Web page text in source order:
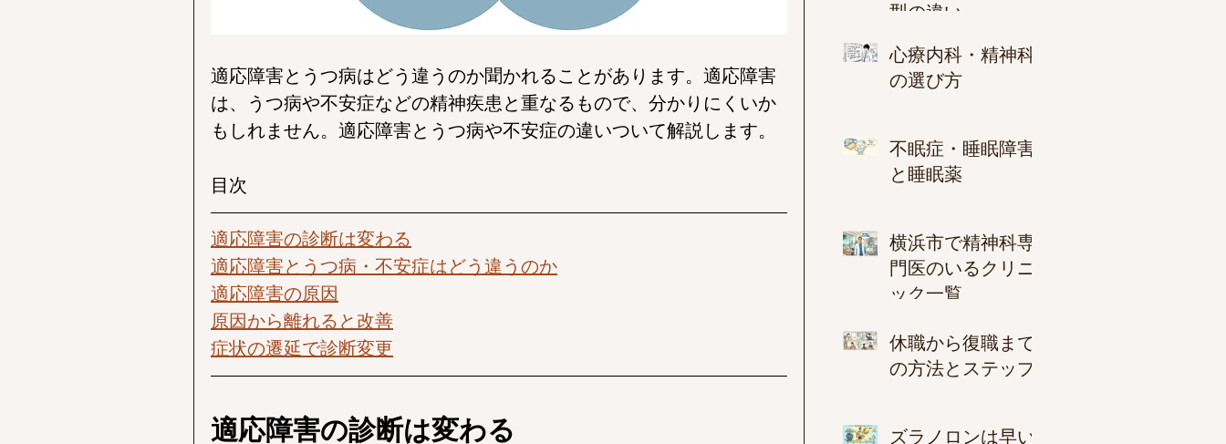
適応障害とうつ病はどう違うのか聞かれることがあります。適応障害
は、うつ病や不安症などの精神疾患と重なるもので、分かりにくいか
もしれません。適応障害とうつ病や不安症の違いついて解説します。
目次
適応障害の診断は変わる
適応障害とうつ病・不安症はどう違うのか
適応障害の原因
原因から離れると改善
症状の遷延で診断変更
適応障害の診断は変わる
型の違い
心療内科・精神科
の選び方
不眠症・睡眠障害
と睡眠薬
横浜市で精神科専
門医のいるクリニ
ック一覧
休職から復職まで
の方法とステップ
ズラノロンは早い